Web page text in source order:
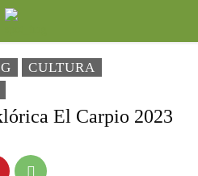
CULTURA
El Carpio 2023